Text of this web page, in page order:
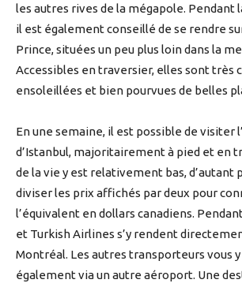
les autres rives de la mégapole. Pendant
il est également conseillé de se rendre
Prince, situées un peu plus loin dans la
Accessibles en traversier, elles sont très
ensoleillées et bien pourvues de belles
En une semaine, il est possible de visiter
d’Istanbul, majoritairement à pied et en
de la vie y est relativement bas, d’autant
diviser les prix affichés par deux pour
l’équivalent en dollars canadiens.
et Turkish Airlines s’y rendent
Montréal. Les autres transporteurs vous
également via un autre aéroport. Une